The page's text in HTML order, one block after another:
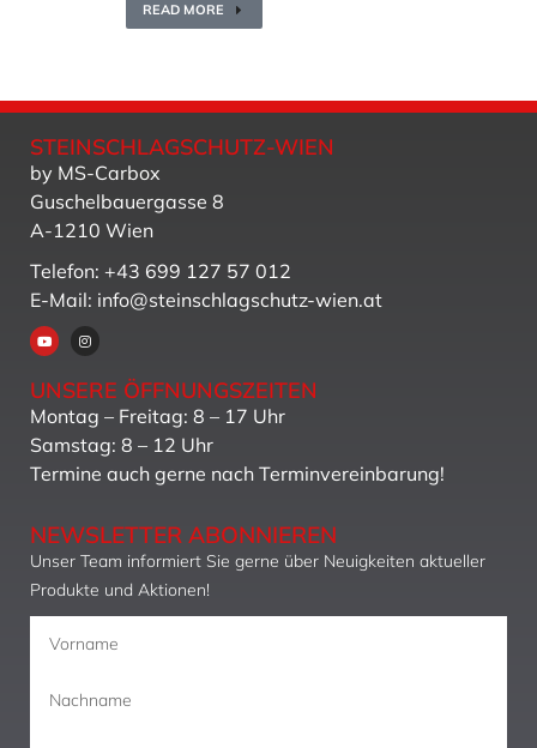
READ MORE
STEINSCHLAGSCHUTZ-WIEN
by MS-Carbox
Guschelbauergasse 8
A-1210 Wien
Telefon: +43 699 127 57 012
E-Mail: info@steinschlagschutz-wien.at
UNSERE ÖFFNUNGSZEITEN
Montag – Freitag: 8 – 17 Uhr
Samstag: 8 – 12 Uhr
Termine auch gerne nach Terminvereinbarung!
NEWSLETTER ABONNIEREN
Unser Team informiert Sie gerne über Neuigkeiten aktueller
Produkte und Aktionen!